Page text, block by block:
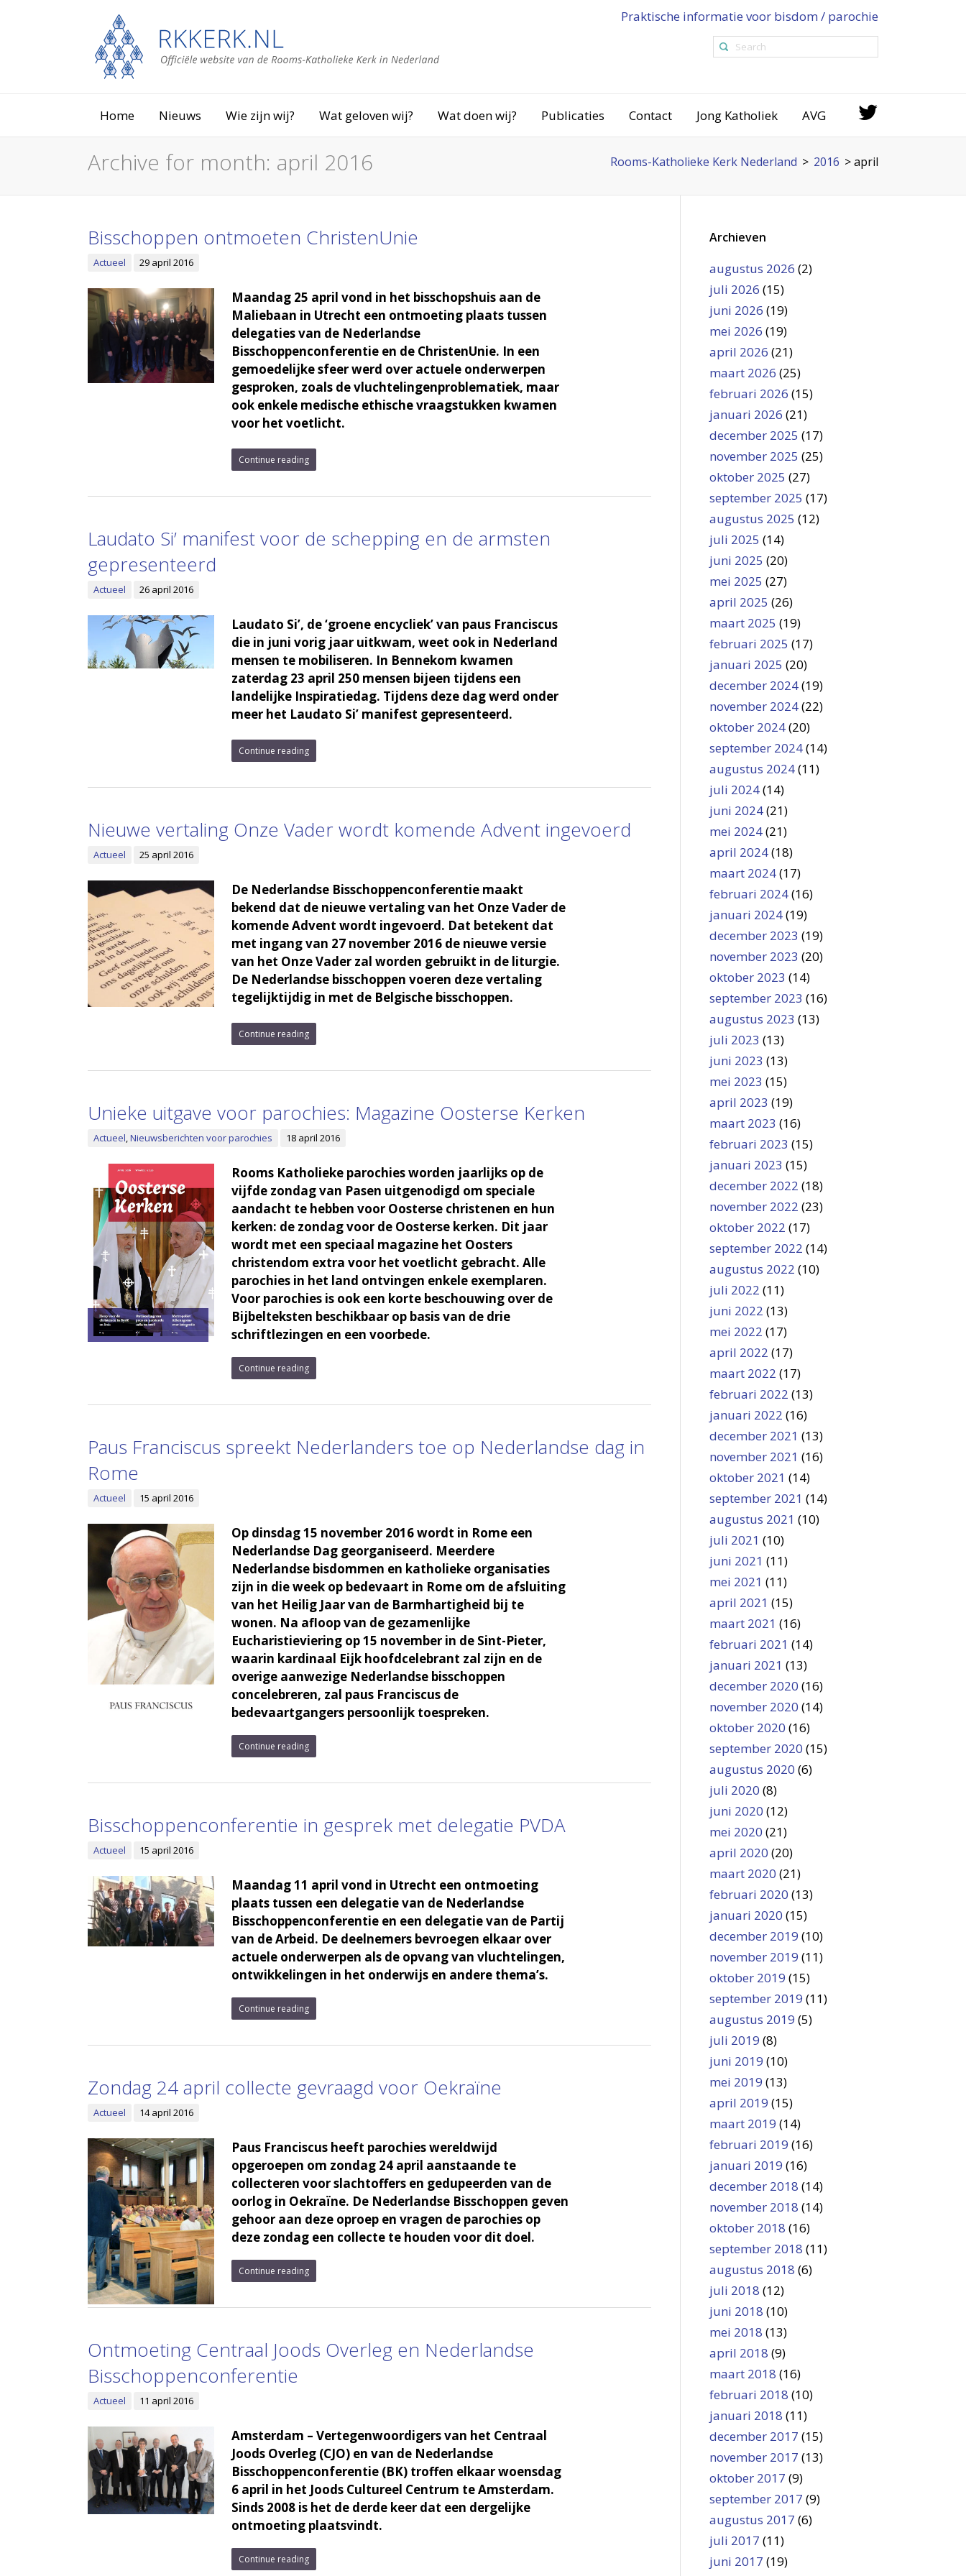
Praktische informatie voor bisdom / parochie
Home Nieuws Wie zijn wij? Wat geloven wij? Wat doen wij? Publicaties Contact Jong Katholiek AVG
Archive for month: april 2016 Rooms-Katholieke Kerk Nederland > 2016 >april
Bisschoppen ontmoeten ChristenUnie
Actueel 29 april 2016
Maandag 25 april vond in het bisschopshuis aan de
Maliebaan in Utrecht een ontmoeting plaats tussen
delegaties van de Nederlandse
Bisschoppenconferentie en de ChristenUnie. In een
gemoedelijke sfeer werd over actuele onderwerpen
gesproken, zoals de vluchtelingenproblematiek, maar
ook enkele medische ethische vraagstukken kwamen
voor het voetlicht.
Continue reading
Laudato Si’ manifest voor de schepping en de armsten
gepresenteerd
Actueel 26 april 2016
Laudato Si’, de ‘groene encycliek’ van paus Franciscus
die in juni vorig jaar uitkwam, weet ook in Nederland
mensen te mobiliseren. In Bennekom kwamen
zaterdag 23 april 250 mensen bijeen tijdens een
landelijke Inspiratiedag. Tijdens deze dag werd onder
meer het Laudato Si’ manifest gepresenteerd.
Continue reading
Nieuwe vertaling Onze Vader wordt komende Advent ingevoerd
Actueel 25 april 2016
De Nederlandse Bisschoppenconferentie maakt
bekend dat de nieuwe vertaling van het Onze Vader de
komende Advent wordt ingevoerd. Dat betekent dat
met ingang van 27 november 2016 de nieuwe versie
van het Onze Vader zal worden gebruikt in de liturgie.
De Nederlandse bisschoppen voeren deze vertaling
tegelijktijdig in met de Belgische bisschoppen.
Continue reading
Unieke uitgave voor parochies: Magazine Oosterse Kerken
Actueel,Nieuwsberichten voor parochies 18 april 2016
Rooms Katholieke parochies worden jaarlijks op de
vijfde zondag van Pasen uitgenodigd om speciale
aandacht te hebben voor Oosterse christenen en hun
kerken: de zondag voor de Oosterse kerken. Dit jaar
wordt met een speciaal magazine het Oosters
christendom extra voor het voetlicht gebracht. Alle
parochies in het land ontvingen enkele exemplaren.
Voor parochies is ook een korte beschouwing over de
Bijbelteksten beschikbaar op basis van de drie
schriftlezingen en een voorbede.
Continue reading
Paus Franciscus spreekt Nederlanders toe op Nederlandse dag in
Rome
Actueel 15 april 2016
Op dinsdag 15 november 2016 wordt in Rome een
Nederlandse Dag georganiseerd. Meerdere
Nederlandse bisdommen en katholieke organisaties
zijn in die week op bedevaart in Rome om de afsluiting
van het Heilig Jaar van de Barmhartigheid bij te
wonen. Na afloop van de gezamenlijke
Eucharistieviering op 15 november in de Sint-Pieter,
waarin kardinaal Eijk hoofdcelebrant zal zijn en de
overige aanwezige Nederlandse bisschoppen
concelebreren, zal paus Franciscus de
bedevaartgangers persoonlijk toespreken.
Continue reading
Bisschoppenconferentie in gesprek met delegatie PVDA
Actueel 15 april 2016
Maandag 11 april vond in Utrecht een ontmoeting
plaats tussen een delegatie van de Nederlandse
Bisschoppenconferentie en een delegatie van de Partij
van de Arbeid. De deelnemers bevroegen elkaar over
actuele onderwerpen als de opvang van vluchtelingen,
ontwikkelingen in het onderwijs en andere thema’s.
Continue reading
Zondag 24 april collecte gevraagd voor Oekraïne
Actueel 14 april 2016
Paus Franciscus heeft parochies wereldwijd
opgeroepen om zondag 24 april aanstaande te
collecteren voor slachtoffers en gedupeerden van de
oorlog in Oekraïne. De Nederlandse Bisschoppen geven
gehoor aan deze oproep en vragen de parochies op
deze zondag een collecte te houden voor dit doel.
Continue reading
Ontmoeting Centraal Joods Overleg en Nederlandse
Bisschoppenconferentie
Actueel 11 april 2016
Amsterdam – Vertegenwoordigers van het Centraal
Joods Overleg (CJO) en van de Nederlandse
Bisschoppenconferentie (BK) troffen elkaar woensdag
6 april in het Joods Cultureel Centrum te Amsterdam.
Sinds 2008 is het de derde keer dat een dergelijke
ontmoeting plaatsvindt.
Continue reading
Archieven
augustus 2026 (2)
juli 2026 (15)
juni 2026 (19)
mei 2026 (19)
april 2026 (21)
maart 2026 (25)
februari 2026 (15)
januari 2026 (21)
december 2025 (17)
november 2025 (25)
oktober 2025 (27)
september 2025 (17)
augustus 2025 (12)
juli 2025 (14)
juni 2025 (20)
mei 2025 (27)
april 2025 (26)
maart 2025 (19)
februari 2025 (17)
januari 2025 (20)
december 2024(19)
november 2024(22)
oktober 2024(20)
september 2024(14)
augustus 2024(11)
juli 2024(14)
juni 2024(21)
mei 2024(21)
april 2024(18)
maart 2024(17)
februari 2024(16)
januari 2024(19)
december 2023 (19)
november 2023 (20)
oktober 2023 (14)
september 2023 (16)
augustus 2023 (13)
juli 2023 (13)
juni 2023 (13)
mei 2023 (15)
april 2023 (19)
maart 2023 (16)
februari 2023 (15)
januari 2023 (15)
december 2022 (18)
november 2022 (23)
oktober 2022 (17)
september 2022 (14)
augustus 2022 (10)
juli 2022 (11)
juni 2022 (13)
mei 2022 (17)
april 2022 (17)
maart 2022 (17)
februari 2022 (13)
januari 2022 (16)
december 2021 (13)
november 2021 (16)
oktober 2021 (14)
september 2021 (14)
augustus 2021 (10)
juli 2021 (10)
juni 2021 (11)
mei 2021 (11)
april 2021 (15)
maart 2021 (16)
februari 2021 (14)
januari 2021 (13)
december 2020 (16)
november 2020 (14)
oktober 2020 (16)
september 2020 (15)
augustus 2020 (6)
juli 2020 (8)
juni 2020 (12)
mei 2020 (21)
april 2020 (20)
maart 2020 (21)
februari 2020 (13)
januari 2020 (15)
december 2019 (10)
november 2019 (11)
oktober 2019 (15)
september 2019 (11)
augustus 2019 (5)
juli 2019 (8)
juni 2019 (10)
mei 2019 (13)
april 2019 (15)
maart 2019 (14)
februari 2019 (16)
januari 2019 (16)
december 2018 (14)
november 2018 (14)
oktober 2018 (16)
september 2018 (11)
augustus 2018 (6)
juli 2018 (12)
juni 2018 (10)
mei 2018 (13)
april 2018 (9)
maart 2018 (16)
februari 2018 (10)
januari 2018 (11)
december 2017 (15)
november 2017 (13)
oktober 2017 (9)
september 2017 (9)
augustus 2017 (6)
juli 2017 (11)
juni 2017 (19)